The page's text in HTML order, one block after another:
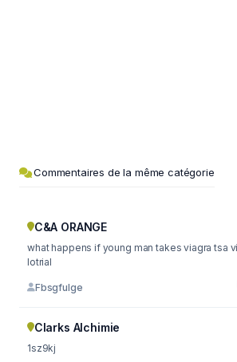
Commentaires de la même catégorie
C&A ORANGE
what happens if young man takes viagra tsa
lotrial
Fbsgfulge
Clarks Alchimie
1sz9kj